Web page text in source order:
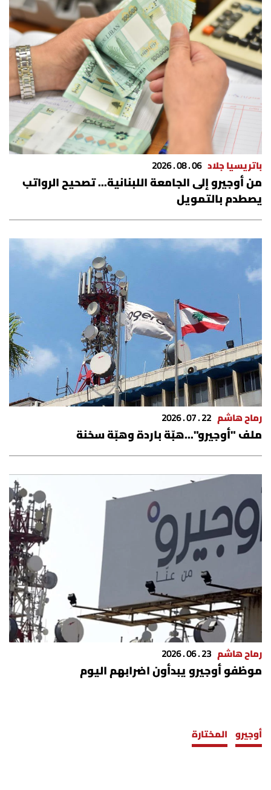
الصحافة الإسرائيلية
ثقافة وفنون
فصل من كتاب
اقرأ تضحك
كاميرا
سجالات
صحّة وصحن
الرياضة
منوّعات
حظّك اليوم
للتاريخ
فيديو
للتواصل معنا
شروط الاستخدام
شروط الإشتراك
Digital solutions by
باتريسيا جلاد 06 . 08 . 2026
من أوجيرو إلى الجامعة اللبنانية... تصحيح الرواتب
يصطدم بالتمويل
رماح هاشم 22 . 07 . 2026
ملف "أوجيرو"...هبّة باردة وهبّة سخنة
رماح هاشم 23 . 06 . 2026
موظفو أوجيرو يبدأون اضرابهم اليوم
أوجيرو المختارة